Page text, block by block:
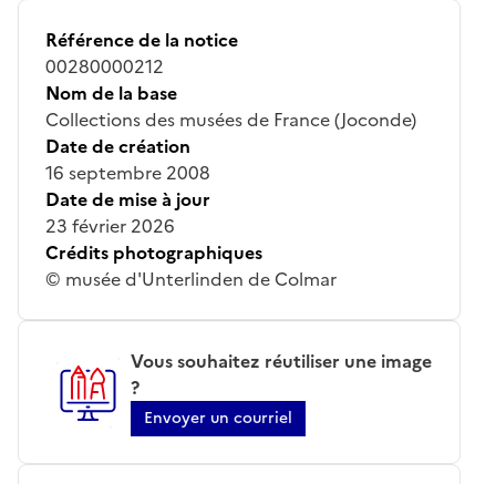
Référence de la notice
00280000212
Nom de la base
Collections des musées de France (Joconde)
Date de création
16 septembre 2008
Date de mise à jour
23 février 2026
Crédits photographiques
© musée d'Unterlinden de Colmar
Vous souhaitez réutiliser une image
?
Envoyer un courriel